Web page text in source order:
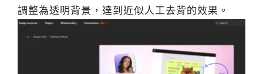
調整為透明背景，達到近似人工去背的效果。